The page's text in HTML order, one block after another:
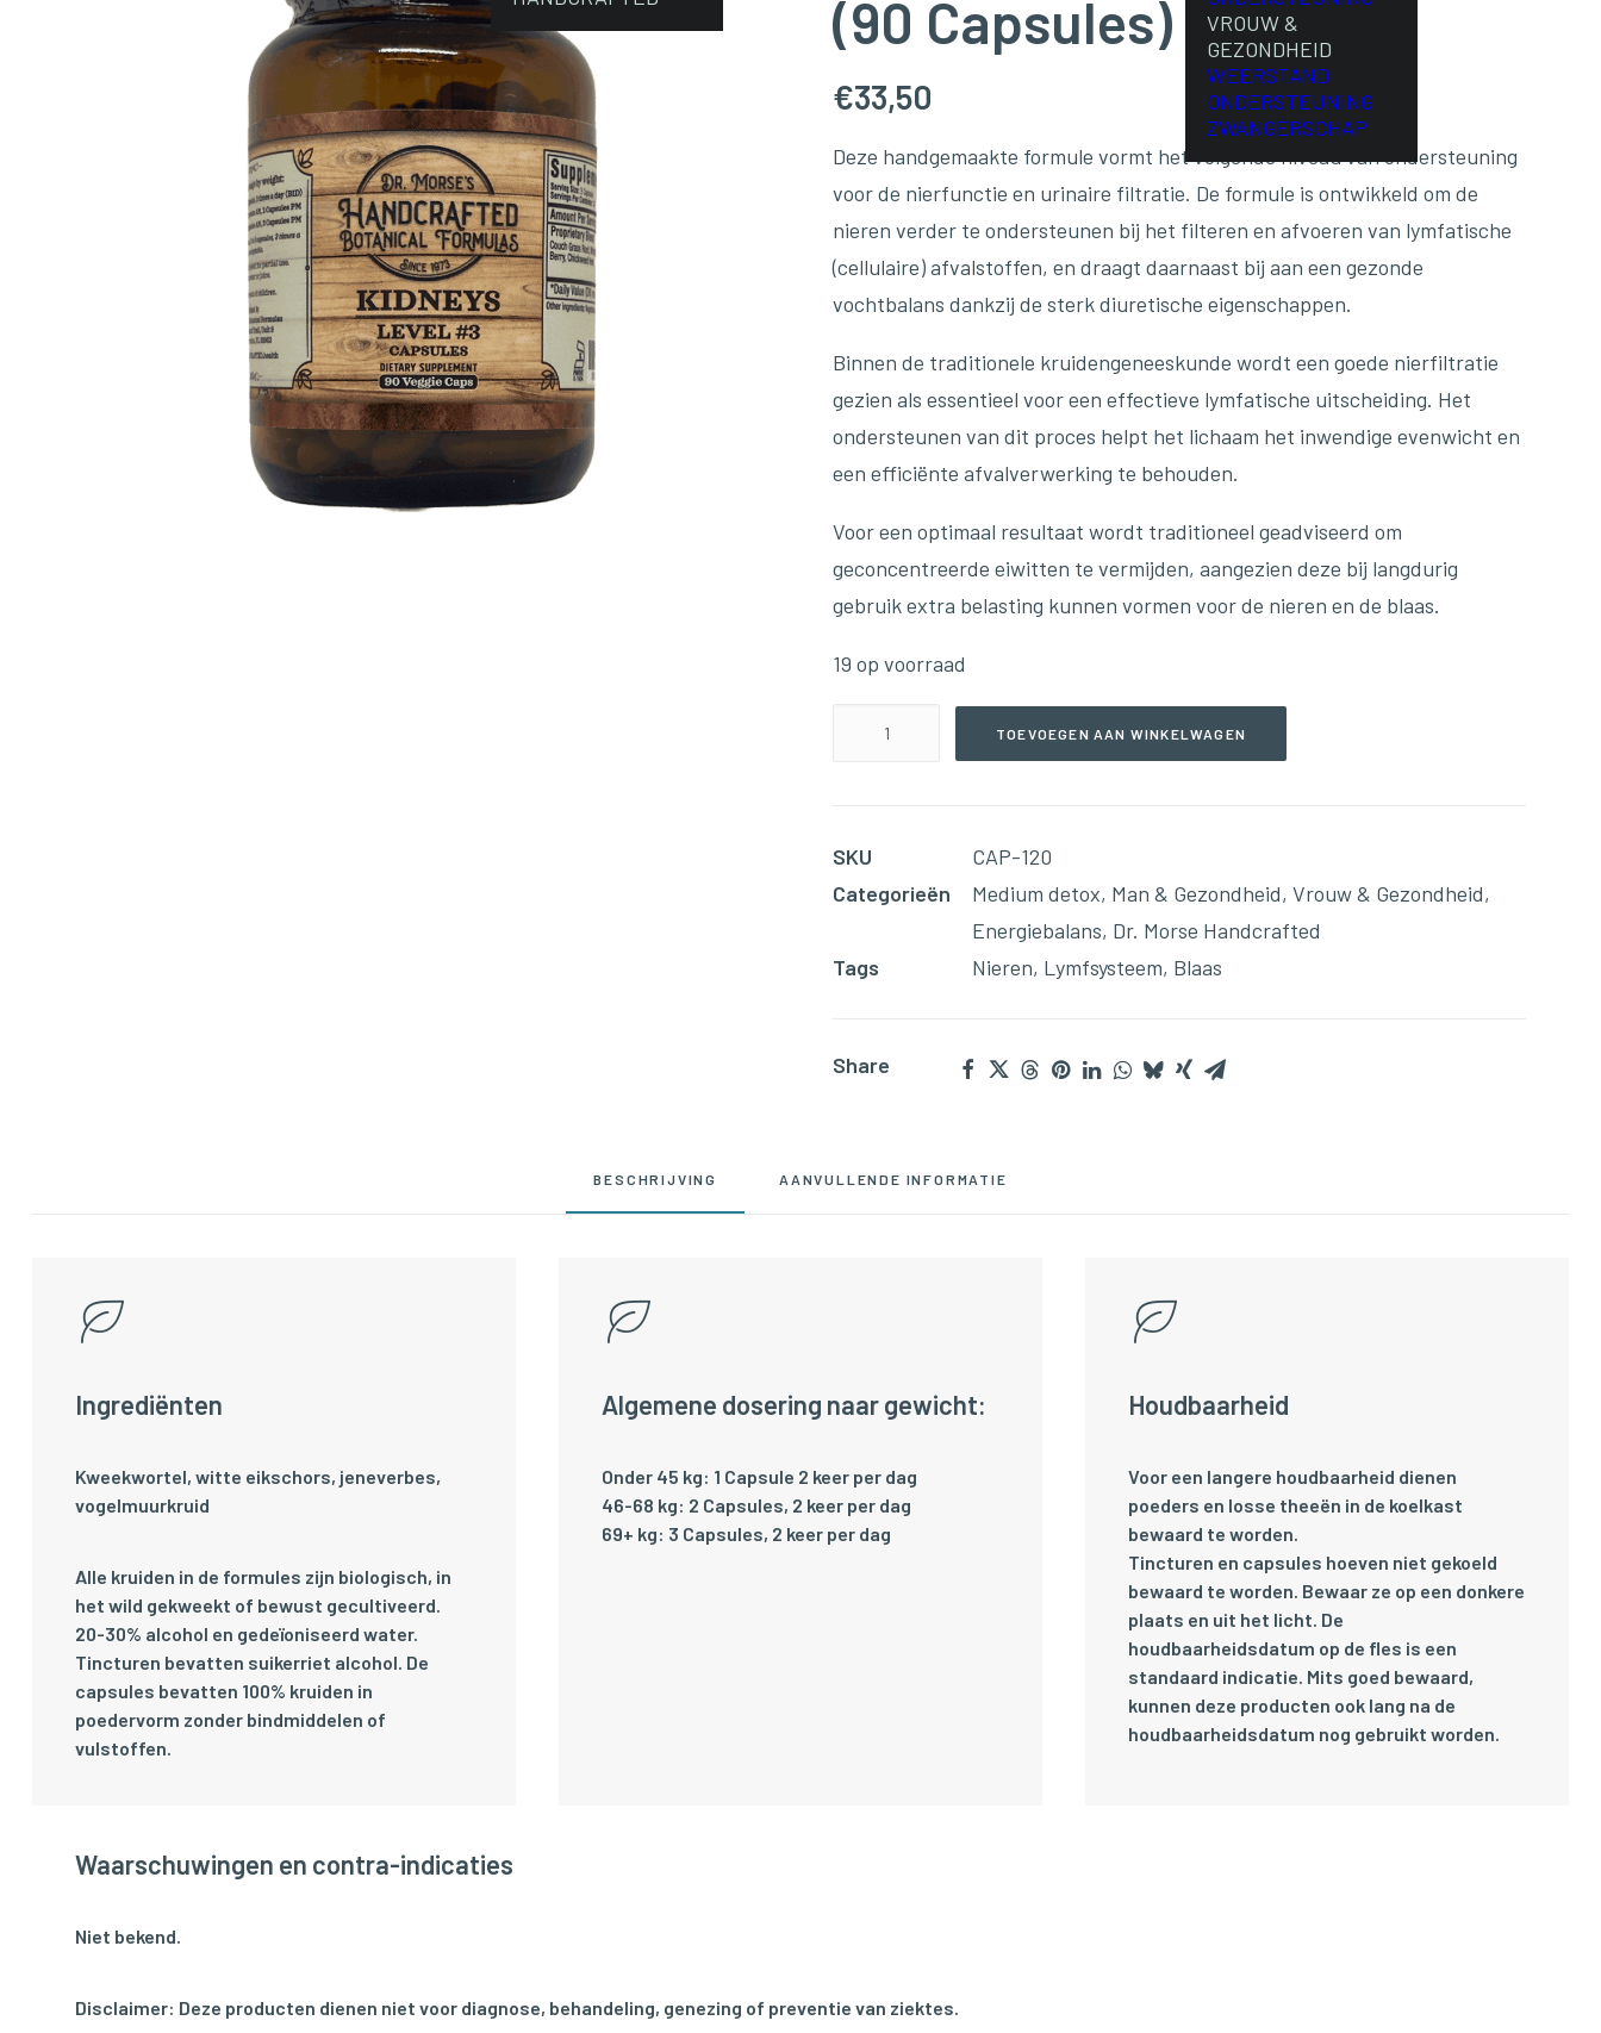
VROUW &
GEZONDHEID
WEERSTAND
ONDERSTEUNING
ZWANGERSCHAP
(90 Capsules)
€33,50
Deze handgemaakte formule vormt het volgende niveau van ondersteuning
voor de nierfunctie en urinaire filtratie. De formule is ontwikkeld om de
nieren verder te ondersteunen bij het filteren en afvoeren van lymfatische
(cellulaire) afvalstoffen, en draagt daarnaast bij aan een gezonde
vochtbalans dankzij de sterk diuretische eigenschappen.
Binnen de traditionele kruidengeneeskunde wordt een goede nierfiltratie
gezien als essentieel voor een effectieve lymfatische uitscheiding. Het
ondersteunen van dit proces helpt het lichaam het inwendige evenwicht en
een efficiënte afvalverwerking te behouden.
Voor een optimaal resultaat wordt traditioneel geadviseerd om
geconcentreerde eiwitten te vermijden, aangezien deze bij langdurig
gebruik extra belasting kunnen vormen voor de nieren en de blaas.
19 op voorraad
-
Level
(90
aantal
TOEVOEGEN AAN WINKELWAGEN
SKU
CAP-120
Categorieën
Medium detox, Man & Gezondheid, Vrouw & Gezondheid,
Energiebalans, Dr. Morse Handcrafted
Tags
Nieren, Lymfsysteem, Blaas
Share
BESCHRIJVING AANVULLENDE INFORMATIE
Ingrediënten
Kweekwortel, witte eikschors, jeneverbes,
vogelmuurkruid
Alle kruiden in de formules zijn biologisch, in
het wild gekweekt of bewust gecultiveerd.
20-30% alcohol en gedeïoniseerd water.
Tincturen bevatten suikerriet alcohol. De
capsules bevatten 100% kruiden in
poedervorm zonder bindmiddelen of
vulstoffen.
Algemene dosering naar gewicht:
Onder 45 kg: 1 Capsule 2 keer per dag
46-68 kg: 2 Capsules, 2 keer per dag
69+ kg: 3 Capsules, 2 keer per dag
Houdbaarheid
Voor een langere houdbaarheid dienen
poeders en losse theeën in de koelkast
bewaard te worden.
Tincturen en capsules hoeven niet gekoeld
bewaard te worden. Bewaar ze op een donkere
plaats en uit het licht. De
houdbaarheidsdatum op de fles is een
standaard indicatie. Mits goed bewaard,
kunnen deze producten ook lang na de
houdbaarheidsdatum nog gebruikt worden.
Waarschuwingen en contra-indicaties
Niet bekend.
Disclaimer: Deze producten dienen niet voor diagnose, behandeling, genezing of preventie van ziektes.